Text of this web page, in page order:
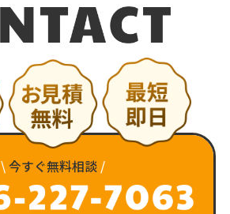
\ 今すぐ無料相談 /